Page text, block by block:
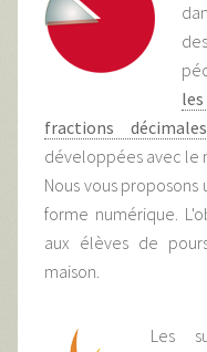
fractions
développées avec le
Nous vous
forme numérique.
aux élèves de
maison.
Les